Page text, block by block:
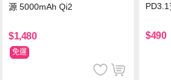
源 5000mAh Qi2
$1,480
免運
PD3.1
機/平
$490